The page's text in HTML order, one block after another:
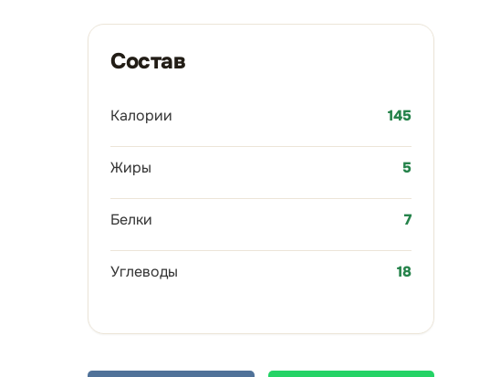
Состав
Калории 145
Жиры 5
Белки 7
Углеводы 18